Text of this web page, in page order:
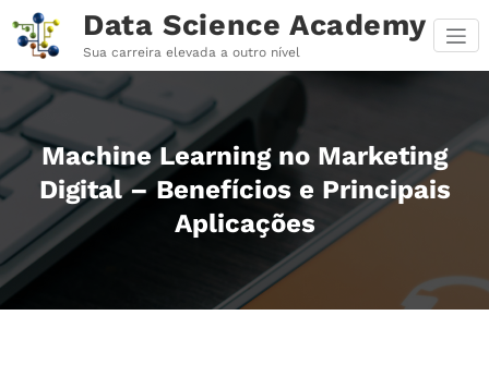
para
conteúdo
Data Science Academy
Sua carreira elevada a outro nível
Machine Learning no Marketing
Digital – Benefícios e Principais
Aplicações